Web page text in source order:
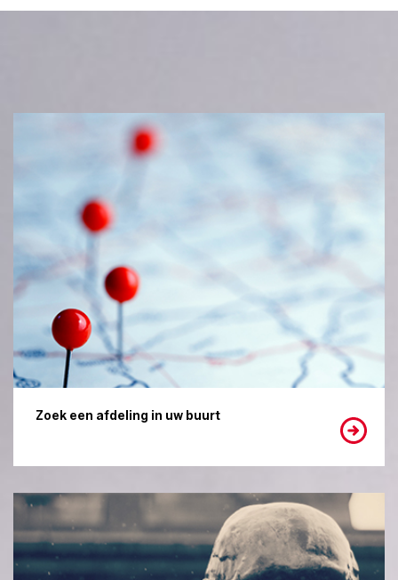
Zoek een afdeling in uw buurt